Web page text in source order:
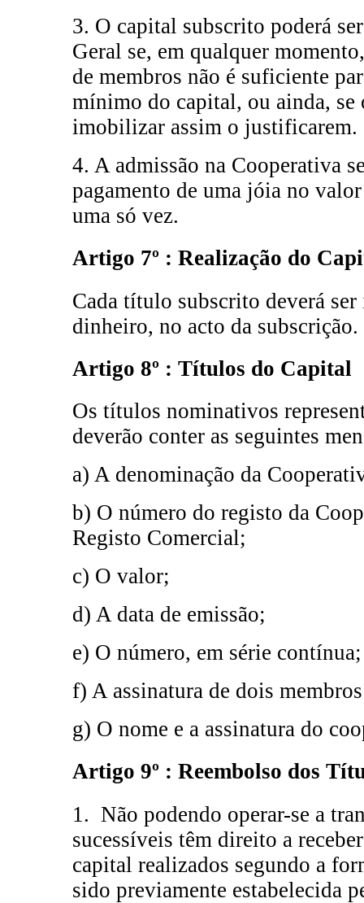
3. O capital subscrito poderá
Geral se, em qualquer
de membros não é suficiente
mínimo do capital, ou ainda, se
imobilizar assim o justificarem.
4. A admissão na Cooperativa
pagamento de uma jóia no
uma só vez.
Artigo 7º : Realização do
Cada título subscrito deverá
dinheiro, no acto da subscrição.
Artigo 8º : Títulos do Capital
Os títulos nominativos
deverão conter as seguintes
a) A denominação da
b) O número do registo da
Registo Comercial;
c) O valor;
d) A data de emissão;
e) O número, em série contínua;
f) A assinatura de dois
g) O nome e a assinatura do
Artigo 9º : Reembolso dos
1. Não podendo operar-se a
sucessíveis têm direito a
capital realizados segundo a
sido previamente estabelecida